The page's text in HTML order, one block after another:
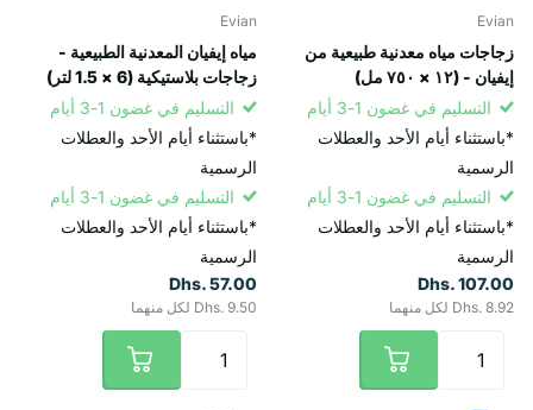
Evian
زجاجات مياه معدنية طبيعية من
إيفيان - (١٢ × ٧٥٠ مل)
التسليم في غضون 1-3 أيام
*باستثناء أيام الأحد والعطلات
الرسمية
التسليم في غضون 1-3 أيام
*باستثناء أيام الأحد والعطلات
الرسمية
Dhs. 107.00
Dhs. 8.92 لكل منهما
Evian
مياه إيفيان المعدنية الطبيعية -
زجاجات بلاستيكية (6 × 1.5 لتر)
التسليم في غضون 1-3 أيام
*باستثناء أيام الأحد والعطلات
الرسمية
التسليم في غضون 1-3 أيام
*باستثناء أيام الأحد والعطلات
الرسمية
Dhs. 57.00
Dhs. 9.50 لكل منهما